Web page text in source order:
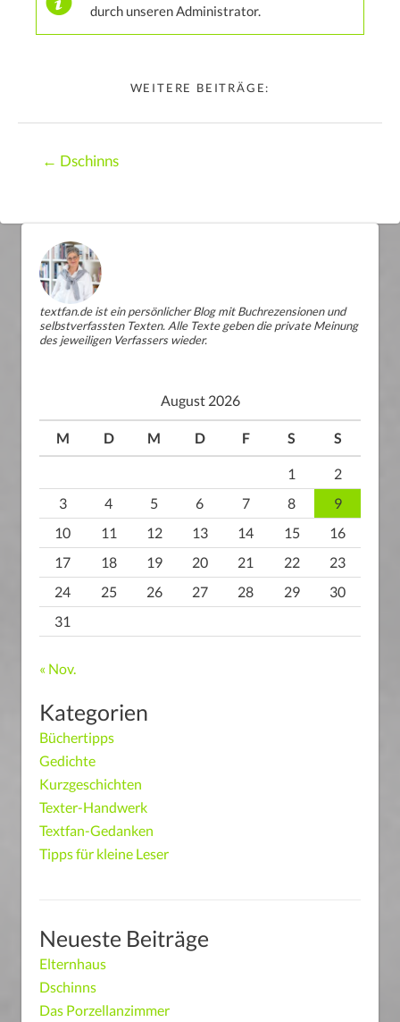
durch unseren Administrator.
WEITERE BEITRÄGE:
← Dschinns
textfan.de ist ein persönlicher Blog mit Buchrezensionen und
selbstverfassten Texten. Alle Texte geben die private Meinung
des jeweiligen Verfassers wieder.
August 2026
M D M D F S S
1
2
3
4 5 6 7 8
9
10
11 12 13 14 15
16
17
18 19 20 21 22
23
24
25 26 27 28 29
30
31
« Nov.
Kategorien
Büchertipps
Gedichte
Kurzgeschichten
Texter-Handwerk
Textfan-Gedanken
Tipps für kleine Leser
Neueste Beiträge
Elternhaus
Dschinns
Das Porzellanzimmer